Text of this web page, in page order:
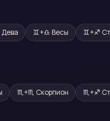
Дева ♊+♎ Весы ♊+♐
♏+♏ Скорпион ♏+♐